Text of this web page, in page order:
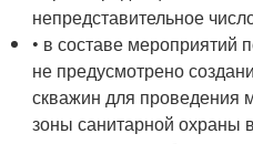
непредставительное
• в составе мероприятий
не предусмотрено
скважин для проведения
зоны санитарной охраны